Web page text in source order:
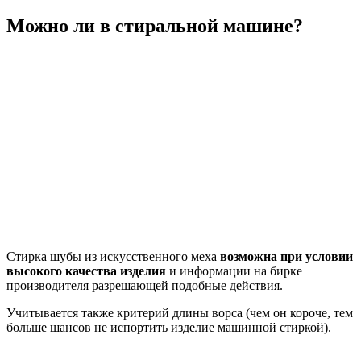
Можно ли в стиральной машине?
Стирка шубы из искусственного меха возможна при условии
высокого качества изделия и информации на бирке
производителя разрешающей подобные действия.
Учитывается также критерий длины ворса (чем он короче, тем
больше шансов не испортить изделие машинной стиркой).